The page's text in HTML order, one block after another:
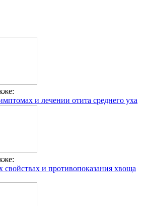
и лечении отита среднего уха
свойствах и противопоказания хвоща